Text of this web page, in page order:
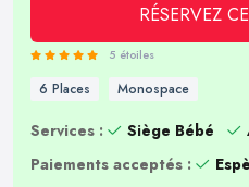
RÉSERVEZ
5 étoiles
6 Places Monospace
Services : Siège Bébé
Paiements acceptés :